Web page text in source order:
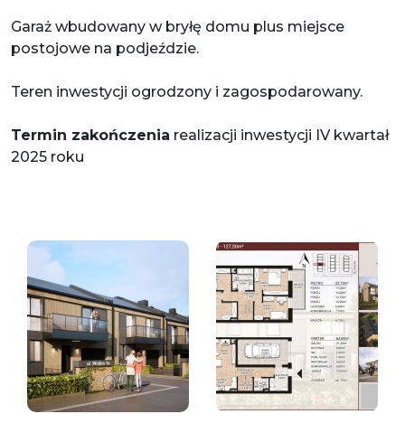
Garaż wbudowany w bryłę domu plus miejsce
postojowe na podjeździe.
Teren inwestycji ogrodzony i zagospodarowany.
Termin zakończenia realizacji inwestycji IV kwartał
2025 roku